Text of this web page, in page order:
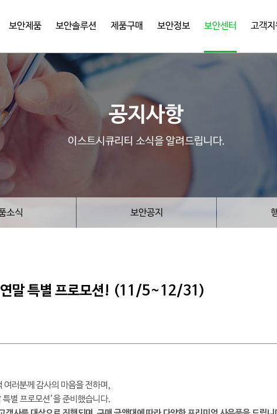
보안제품 보안솔루션 제품구매 보안정보 보안센터 고객지
공지사항
이스트시큐리티 소식을 알려드립니다.
소식 보안공지
연말 특별 프로모션! (11/5~12/31)
러분께 감사의 마음을 전하며,
별 프로모션’을 준비했습니다.